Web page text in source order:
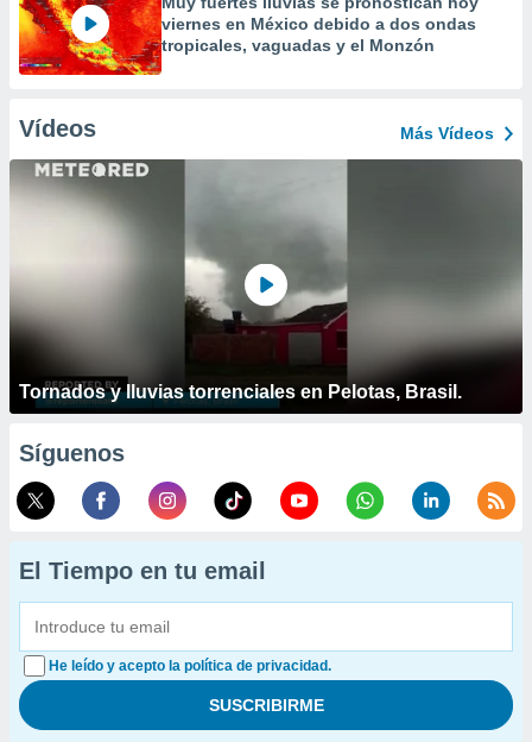
viernes en México debido a dos ondas
tropicales, vaguadas y el Monzón
Vídeos Más Vídeos
Tornados y lluvias torrenciales en Pelotas, Brasil.
Síguenos
El Tiempo en tu email
He leído y acepto la política de privacidad.